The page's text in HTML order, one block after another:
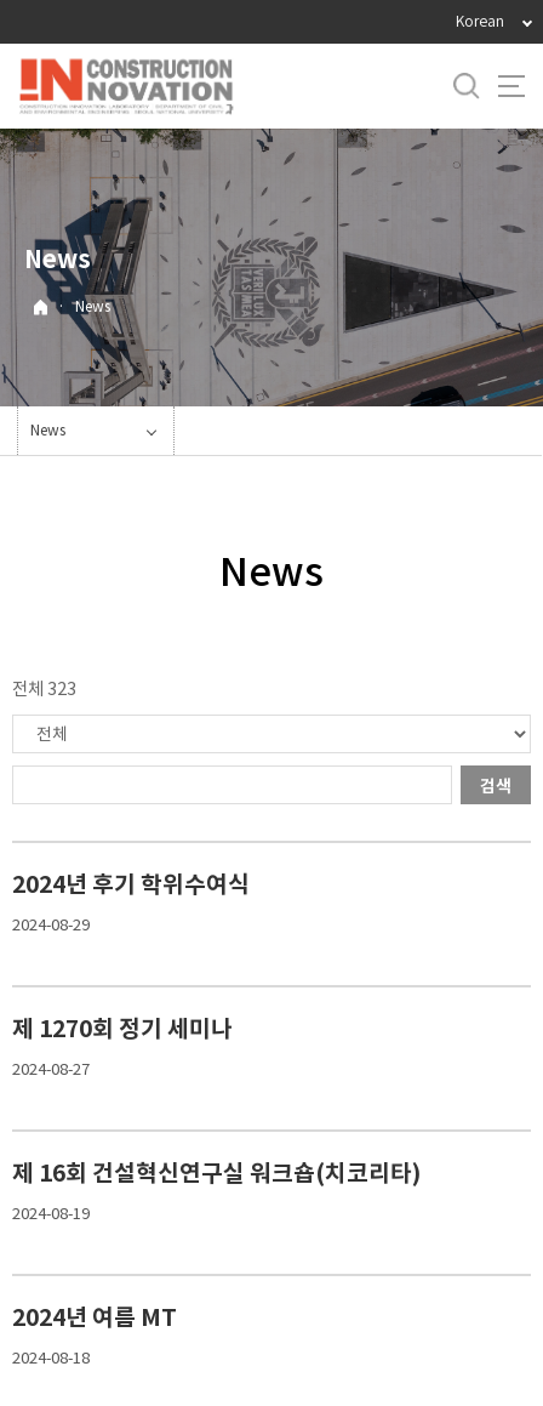
로
메
뉴
Korean
News
· News
News
News
전체 323
검색
2024년 후기 학위수여식
2024-08-29
제 1270회 정기 세미나
2024-08-27
제 16회 건설혁신연구실 워크숍(치코리타)
2024-08-19
2024년 여름 MT
2024-08-18